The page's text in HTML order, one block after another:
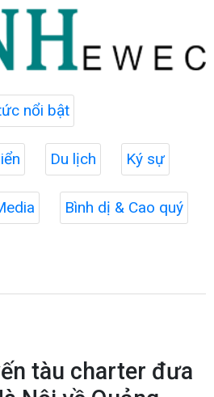
nổi bật
Du lịch Ký sự
Bình dị & Cao quý
tàu charter đưa